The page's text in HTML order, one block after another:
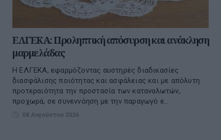
ΕΛΓΕΚΑ: Προληπτική απόσυρση και ανάκληση
μαρμελάδας
Η ΕΛΓΕΚΑ, εφαρμόζοντας αυστηρές διαδικασίες
διασφάλισης ποιότητας και ασφάλειας και με απόλυτη
προτεραιότητα την προστασία των καταναλωτών,
προχωρά, σε συνεννόηση με την παραγωγό ε...
08 Αυγούστου 2026